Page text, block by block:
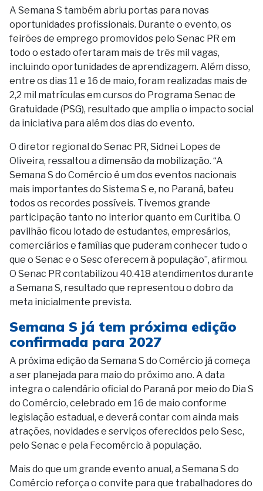
A Semana S também abriu portas para novas
oportunidades profissionais. Durante o evento, os
feirões de emprego promovidos pelo Senac PR em
todo o estado ofertaram mais de três mil vagas,
incluindo oportunidades de aprendizagem. Além disso,
entre os dias 11 e 16 de maio, foram realizadas mais de
2,2 mil matrículas em cursos do Programa Senac de
Gratuidade (PSG), resultado que amplia o impacto social
da iniciativa para além dos dias do evento.
O diretor regional do Senac PR, Sidnei Lopes de
Oliveira, ressaltou a dimensão da mobilização. “A
Semana S do Comércio é um dos eventos nacionais
mais importantes do Sistema S e, no Paraná, bateu
todos os recordes possíveis. Tivemos grande
participação tanto no interior quanto em Curitiba. O
pavilhão ficou lotado de estudantes, empresários,
comerciários e famílias que puderam conhecer tudo o
que o Senac e o Sesc oferecem à população”, afirmou.
O Senac PR contabilizou 40.418 atendimentos durante
a Semana S, resultado que representou o dobro da
meta inicialmente prevista.
Semana S já tem próxima edição
confirmada para 2027
A próxima edição da Semana S do Comércio já começa
a ser planejada para maio do próximo ano. A data
integra o calendário oficial do Paraná por meio do Dia S
do Comércio, celebrado em 16 de maio conforme
legislação estadual, e deverá contar com ainda mais
atrações, novidades e serviços oferecidos pelo Sesc,
pelo Senac e pela Fecomércio à população.
Mais do que um grande evento anual, a Semana S do
Comércio reforça o convite para que trabalhadores do